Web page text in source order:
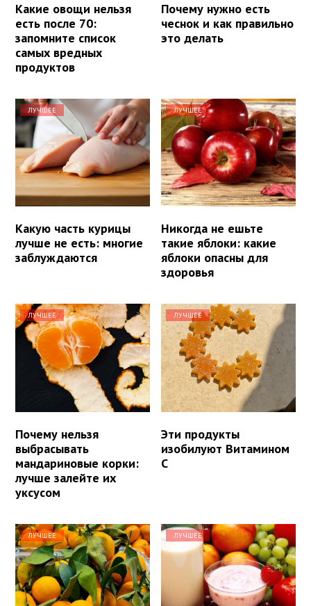
Какие овощи нельзя
есть после 70:
запомните список
самых вредных
продуктов
Почему нужно есть
чеснок и как правильно
это делать
ЛУЧШЕЕ
Какую часть курицы
лучше не есть: многие
заблуждаются
ЛУЧШЕЕ
Никогда не ешьте
такие яблоки: какие
яблоки опасны для
здоровья
ЛУЧШЕЕ
Почему нельзя
выбрасывать
мандариновые корки:
лучше залейте их
уксусом
ЛУЧШЕЕ
Эти продукты
изобилуют Витамином
С
ЛУЧШЕЕ ЛУЧШЕЕ